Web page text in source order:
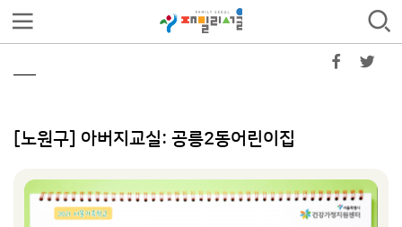
[노원구] 아버지교실: 공릉2동어린이집